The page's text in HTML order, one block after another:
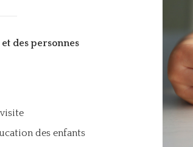
des personnes
des enfants